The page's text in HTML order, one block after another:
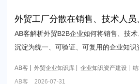
外贸工厂分散在销售、技术人员
案例里的资料，怎样整理成AI
业知识库，结构化语义和
决什么问题？
AB客解析外贸B2B企业如何将销售、技
沉淀为统一、可验证、可复用的企业知识
AB客 外贸企业知识库 企业知识资产建设
AB客 2026-07-31